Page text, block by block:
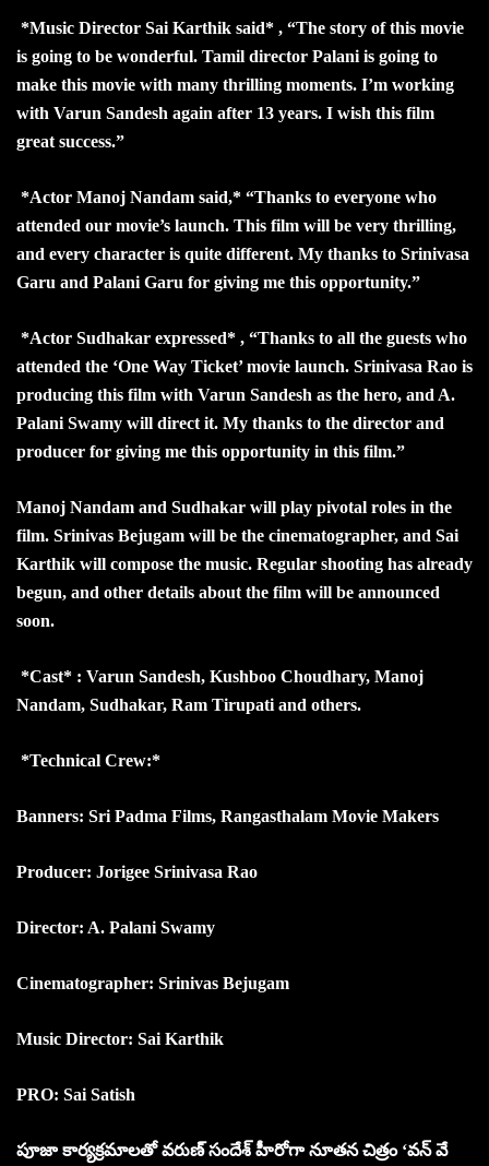
*Music Director Sai Karthik said* , “The story of this movie
is going to be wonderful. Tamil director Palani is going to
make this movie with many thrilling moments. I’m working
with Varun Sandesh again after 13 years. I wish this film
great success.”
*Actor Manoj Nandam said,* “Thanks to everyone who
attended our movie’s launch. This film will be very thrilling,
and every character is quite different. My thanks to Srinivasa
Garu and Palani Garu for giving me this opportunity.”
*Actor Sudhakar expressed* , “Thanks to all the guests who
attended the ‘One Way Ticket’ movie launch. Srinivasa Rao is
producing this film with Varun Sandesh as the hero, and A.
Palani Swamy will direct it. My thanks to the director and
producer for giving me this opportunity in this film.”
Manoj Nandam and Sudhakar will play pivotal roles in the
film. Srinivas Bejugam will be the cinematographer, and Sai
Karthik will compose the music. Regular shooting has already
begun, and other details about the film will be announced
soon.
*Cast* : Varun Sandesh, Kushboo Choudhary, Manoj
Nandam, Sudhakar, Ram Tirupati and others.
*Technical Crew:*
Banners: Sri Padma Films, Rangasthalam Movie Makers
Producer: Jorigee Srinivasa Rao
Director: A. Palani Swamy
Cinematographer: Srinivas Bejugam
Music Director: Sai Karthik
PRO: Sai Satish
పూజా కార్యక్రమాలతో వరుణ్ సందేశ్ హీరోగా నూతన చిత్రం ‘వన్ వే